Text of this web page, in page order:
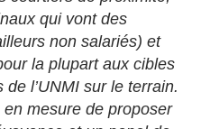
qui vont des
non salariés) et
la plupart aux cibles
l’UNMI sur le terrain.
mesure de proposer